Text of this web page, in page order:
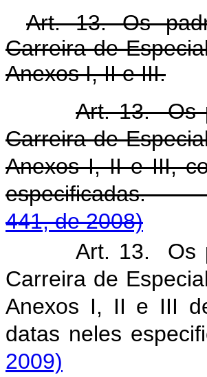
Art. 13. Os
Carreira de
Anexos I, II e III.
Art. 13. Os
Carreira de
Anexos I, II e III,
441, de 2008)
Art. 13. Os
Carreira de
Anexos I, II e III
datas neles
2009)